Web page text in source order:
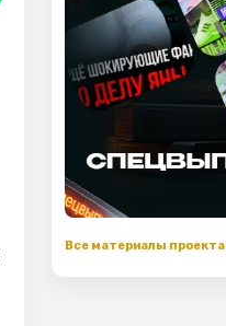
Все материалы проекта